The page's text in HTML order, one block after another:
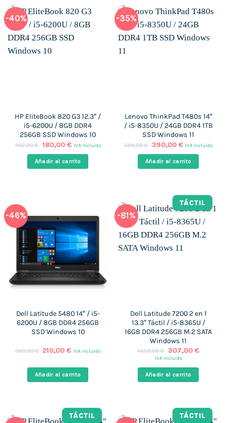
-40%
HP EliteBook 820 G3 12.3″ /
i5-6200U / 8GB DDR4
256GB SSD Windows 10
302,00€ El
original
era:
180,00 €El
actual
es:
IVA incluido
Añadir al carrito
-35%
Lenovo ThinkPad T480s 14″
/ i5-8350U / 24GB DDR4 1TB
SSD Windows 11
599,00€ El
original
era:
390,00 €El
actual
es:
IVA incluido
Añadir al carrito
-46%
Dell Latitude 5480 14″ / i5-
6200U / 8GB DDR4 256GB
SSD Windows 10
389,00€ El
era:
389,00 €.
210,00€El
es:
210,00 €.
IVA incluido
Añadir al carrito
-81%
TÁCTIL
Dell Latitude 7200 2 en 1
13.3″ Táctil / i5-8365U /
16GB DDR4 256GB M.2 SATA
Windows 11
1.659,00€ El
precio
era:
1.659,00 €.
307,00 €El
es:
IVA incluido
Añadir al carrito
TÁCTIL TÁCTIL